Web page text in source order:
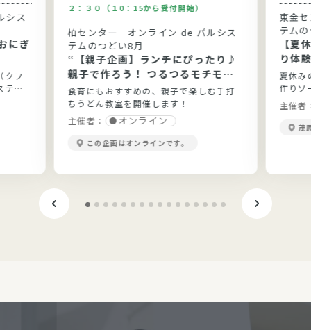
シス
にぎ
クフ
テム
２：３０（１0：15から受付開始）
柏センター オンライン de パルシス
テムのつどい8月
“【親子企画】ランチにぴったり♪
親子で作ろう！ つるつるモチモチ
手打ちうどん”
食育にもおすすめの、親子で楽しむ手打
ちうどん教室を開催します！
主催者：
オンライン
この企画はオンラインです。
東金セ
テム
【夏
り体
夏休み
作りソ
主催者
茂